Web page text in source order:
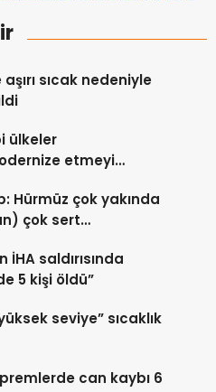
sıcak nedeniyle
ülkeler
etmeyi
Hürmüz çok yakında
çok sert
İHA saldırısında
5 kişi öldü”
seviye” sıcaklık
can kaybı 6